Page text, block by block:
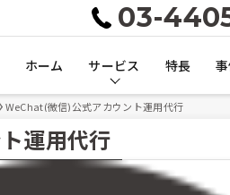
03-
ホーム サービス 特長
WeChat(微信)公式アカウント運用代行
運用代行